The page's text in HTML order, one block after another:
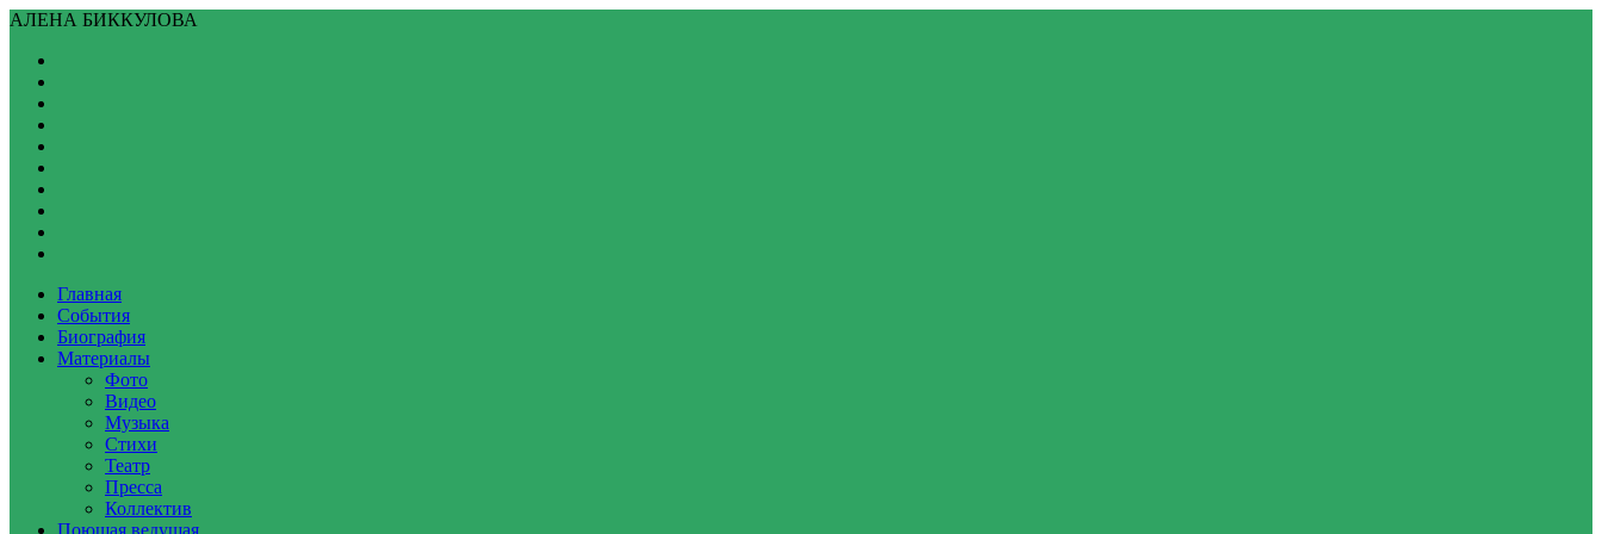
АЛЕНА БИККУЛОВА
Главная
События
Биография
Материалы
Фото
Видео
Музыка
Стихи
Театр
Пресса
Коллектив
Поющая ведущая